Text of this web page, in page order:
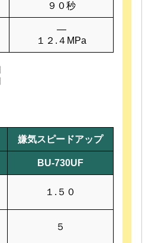
９０秒
―
１２.４MPa
嫌気スピードアップ
BU-730UF
１.５０
５